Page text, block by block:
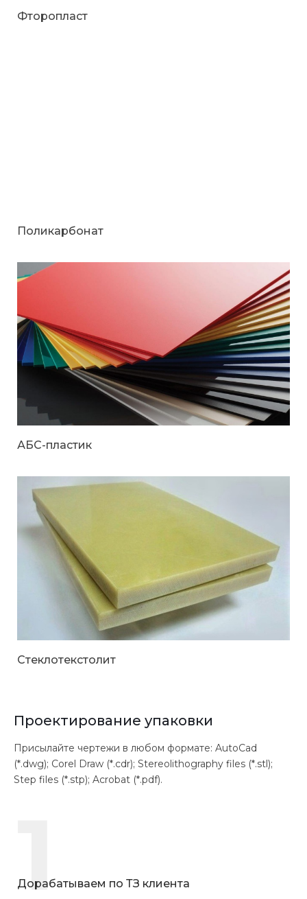
Фторопласт
Поликарбонат
АБС-пластик
Стеклотекстолит
Проектирование упаковки
Присылайте чертежи в любом формате: AutoCad
(*.dwg); Corel Draw (*.cdr); Stereolithography files (*.stl);
Step files (*.stp); Acrobat (*.pdf).
1
Дорабатываем по ТЗ клиента